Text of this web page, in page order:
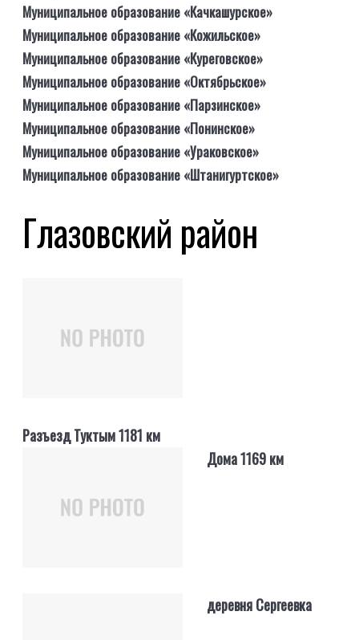
Муниципальное образование «Качкашурское»
Муниципальное образование «Кожильское»
Муниципальное образование «Куреговское»
Муниципальное образование «Октябрьское»
Муниципальное образование «Парзинское»
Муниципальное образование «Понинское»
Муниципальное образование «Ураковское»
Муниципальное образование «Штанигуртское»
Глазовский район
Разъезд Туктым 1181 км
Дома 1169 км
деревня Сергеевка